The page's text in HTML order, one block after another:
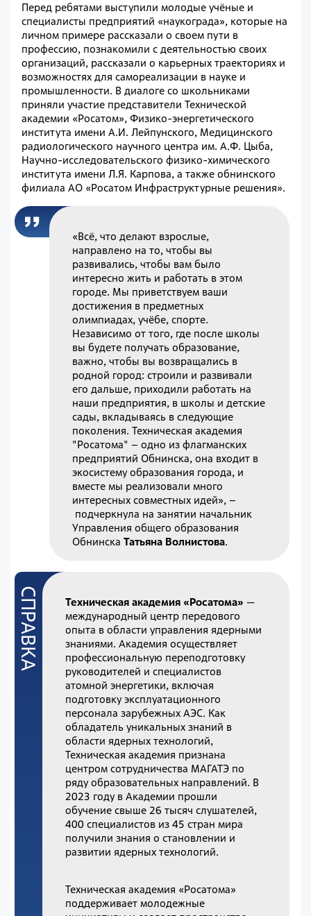
Перед ребятами выступили молодые учёные и
специалисты предприятий «наукограда», которые на
личном примере рассказали о своем пути в
профессию, познакомили с деятельностью своих
организаций, рассказали о карьерных траекториях и
возможностях для самореализации в науке и
промышленности. В диалоге со школьниками
приняли участие представители Технической
академии «Росатом», Физико-энергетического
института имени А.И. Лейпунского, Медицинского
радиологического научного центра им. А.Ф. Цыба,
Научно-исследовательского физико-химического
института имени Л.Я. Карпова, а также обнинского
филиала АО «Росатом Инфраструктурные решения».
«Всё, что делают взрослые,
направлено на то, чтобы вы
развивались, чтобы вам было
интересно жить и работать в этом
городе. Мы приветствуем ваши
достижения в предметных
олимпиадах, учёбе, спорте.
Независимо от того, где после школы
вы будете получать образование,
важно, чтобы вы возвращались в
родной город: строили и развивали
его дальше, приходили работать на
наши предприятия, в школы и детские
сады, вкладываясь в следующие
поколения. Техническая академия
"Росатома" – одно из флагманских
предприятий Обнинска, она входит в
экосистему образования города, и
вместе мы реализовали много
интересных совместных идей»,–
подчеркнула на занятии начальник
Управления общего образования
ОбнинскаТатьяна Волнистова.
Техническая академия «Росатома»—
международный центр передового
опыта в области управления ядерными
знаниями. Академия осуществляет
профессиональную переподготовку
руководителей и специалистов
атомной энергетики, включая
подготовку эксплуатационного
персонала зарубежных АЭС. Как
обладатель уникальных знаний в
области ядерных технологий,
Техническая академия признана
центром сотрудничества МАГАТЭ по
ряду образовательных направлений. В
2023 году в Академии прошли
обучение свыше 26 тысяч слушателей,
400 специалистов из 45 стран мира
получили знания о становлении и
развитии ядерных технологий.
Техническая академия «Росатома»
поддерживает молодежные